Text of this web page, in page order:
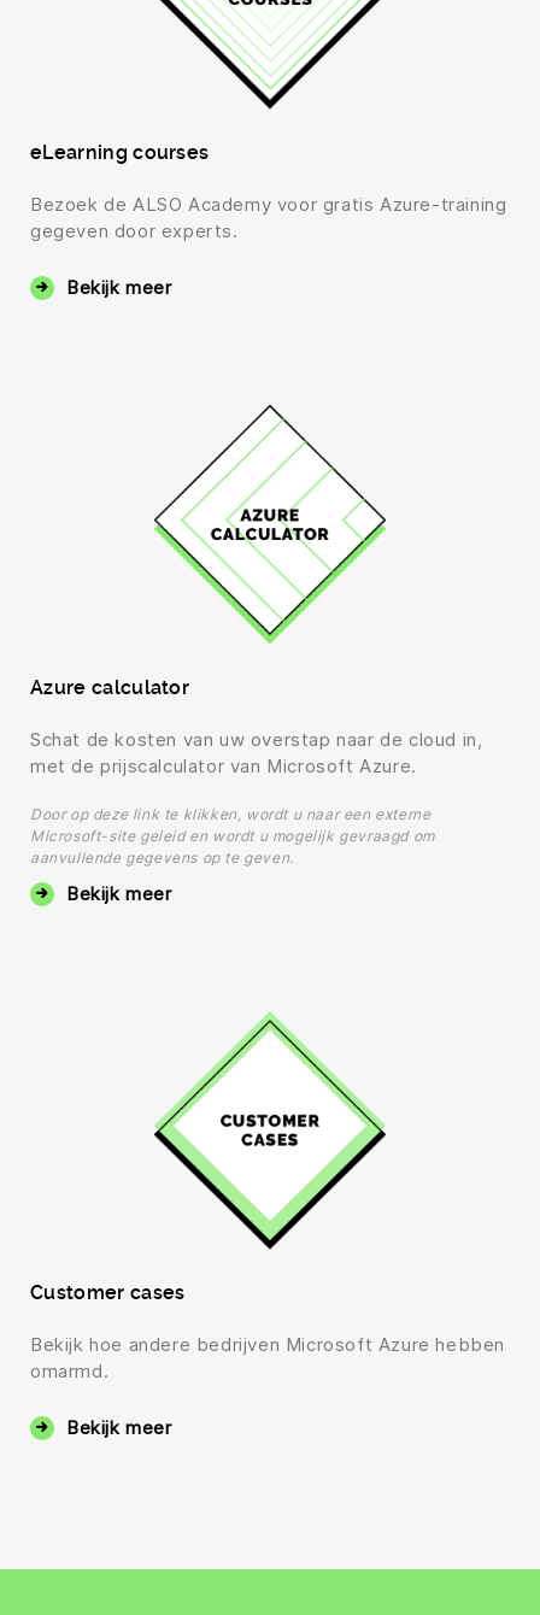
eLearning courses
Bezoek de ALSO Academy voor gratis Azure-training
gegeven door experts.
Bekijk meer
Azure calculator
Schat de kosten van uw overstap naar de cloud in,
met de prijscalculator van Microsoft Azure.
Door op deze link te klikken, wordt u naar een externe
Microsoft-site geleid en wordt u mogelijk gevraagd om
aanvullende gegevens op te geven.
Bekijk meer
Customer cases
Bekijk hoe andere bedrijven Microsoft Azure hebben
omarmd.
Bekijk meer